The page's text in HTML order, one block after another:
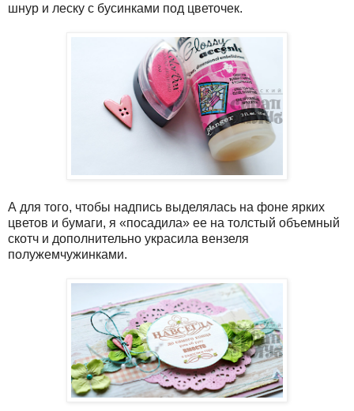
шнур и леску с бусинками под цветочек.
А для того, чтобы надпись выделялась на фоне ярких
цветов и бумаги, я «посадила» ее на толстый объемный
скотч и дополнительно украсила вензеля
полужемчужинками.